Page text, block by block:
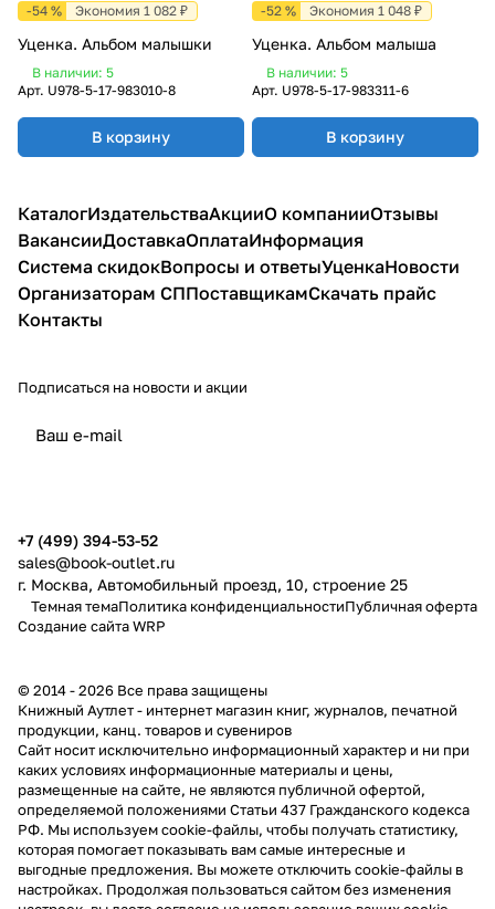
-54 % Экономия 1 082 ₽
Уценка. Альбом малышки
В наличии: 5
Арт. U978-5-17-983010-8
В корзину
-52 % Экономия 1 048 ₽
Уценка. Альбом малыша
В наличии: 5
Арт. U978-5-17-983311-6
В корзину
КаталогИздательстваАкцииО компанииОтзывы
ВакансииДоставкаОплатаИнформация
Система скидокВопросы и ответыУценкаНовости
Организаторам СППоставщикамСкачать прайс
Контакты
Подписаться на новости и акции
+7 (499) 394-53-52
sales@book-outlet.ru
г. Москва, Автомобильный проезд, 10, строение 25
Темная темаПолитика конфиденциальностиПубличная оферта
Создание сайтаWRP
© 2014 - 2026 Все права защищены
Книжный Аутлет - интернет магазин книг, журналов, печатной
продукции, канц. товаров и сувениров
Cайт носит исключительно информационный характер и ни при
каких условиях информационные материалы и цены,
размещенные на сайте, не являются публичной офертой,
определяемой положениями Статьи 437 Гражданского кодекса
РФ. Мы используем cookie-файлы, чтобы получать статистику,
которая помогает показывать вам самые интересные и
выгодные предложения. Вы можете отключить cookie-файлы в
настройках. Продолжая пользоваться сайтом без изменения